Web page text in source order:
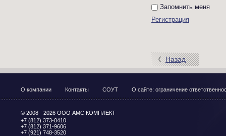
Запомнить меня
Регистрация
Назад
О компании Контакты СОУТ О сайте: ограничение
+7 (812) 373-0410
+7 (812) 371-9606
+7 (921) 748-3520
© 2008 - 2026 ООО АМС КОМПЛЕКТ